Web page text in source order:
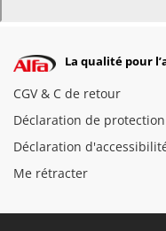
La qualité pour
CGV & C de retour
Déclaration de
Déclaration
Me rétracter